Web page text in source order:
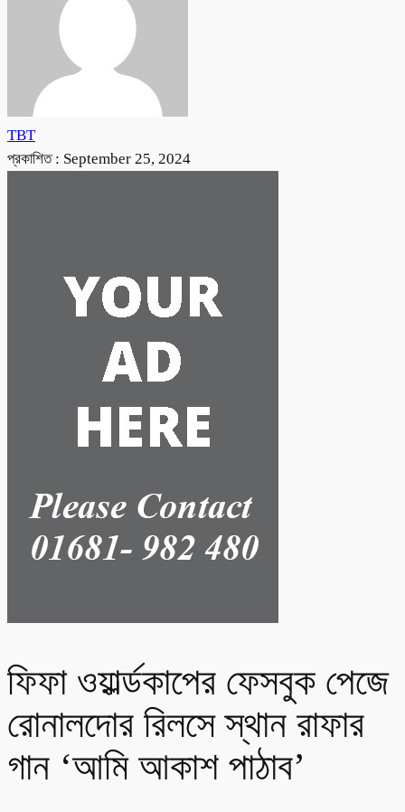
TBT
প্রকাশিত : September 25, 2024
ফিফা ওয়ার্ল্ডকাপের ফেসবুক পেজে
রোনালদোর রিলসে স্থান রাফার
গান ‘আমি আকাশ পাঠাব’